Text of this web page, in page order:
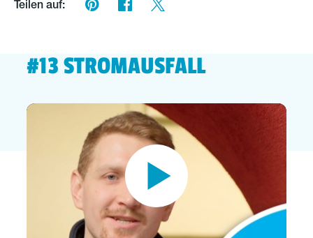
Teilen auf:
#13 STROMAUSFALL